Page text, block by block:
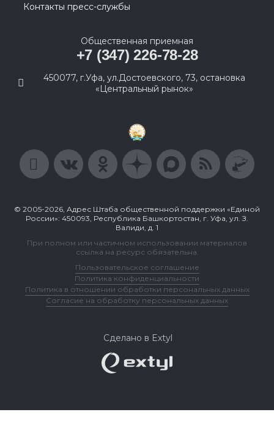
Контакты пресс-службы
Общественная приемная
+7 (347) 226-78-28
450077, г.Уфа, ул.Достоевского, 73, остановка
«Центральный рынок»
© 2005-2026, Адрес Штаба общественной поддержки «Единой
России»: 450093, Республика Башкортостан, г. Уфа, ул. З.
Валиди, д. 1
При полном или частичном использовании материалов
ссылка на ресурс обязательна.
Пользовательское соглашение
Политика конфиденциальности
Политика в отношении обработки персональных данных
Согласие на обработку персональных данных
Сделано в Extyl